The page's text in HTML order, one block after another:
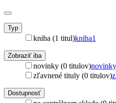
Typ
kniha (1 titul)kniha1
Zobraziť iba
novinky (0 titulov)novinky
zľavnené tituly (0 titulov)
Dostupnosť